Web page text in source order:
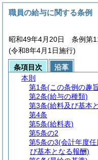
職員の給与に関する条例
昭和49年4月20日 条例第
(令和8年4月1日施行)
条項目次
沿革
本則
第1条(この条例の趣
第2条(給与の種類)
第3条(給料及び基本
第4条
第5条(給料表)
第5条の2
第5条の3(会計年度任
び基本となる報酬)